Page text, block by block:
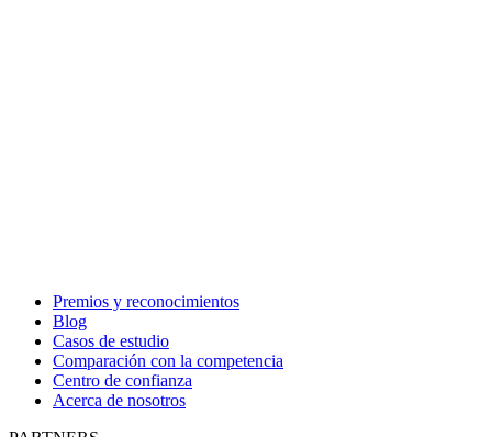
Premios y reconocimientos
Blog
Casos de estudio
Comparación con la competencia
Centro de confianza
Acerca de nosotros